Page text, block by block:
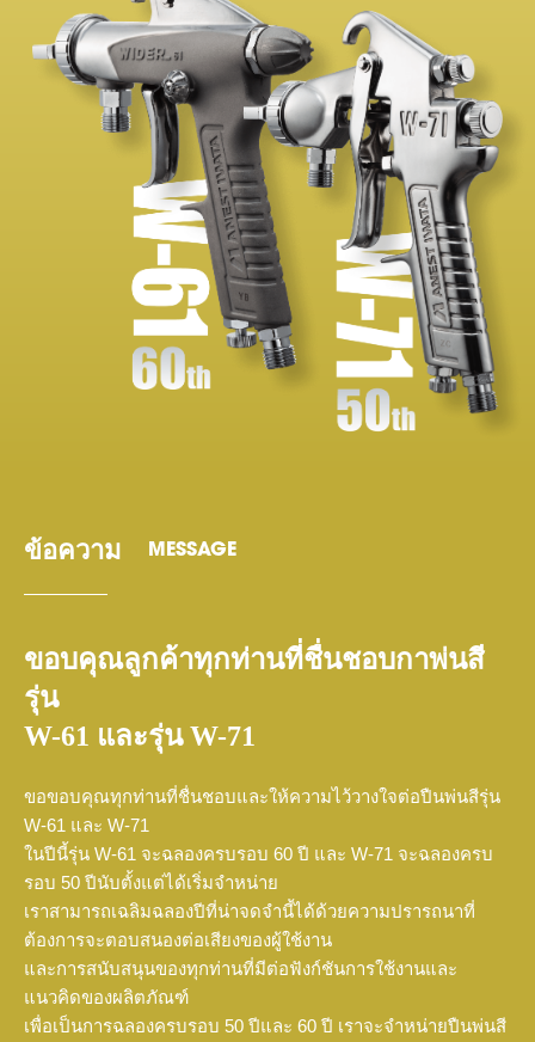
ข้อความ MESSAGE
ขอบคุณลูกค้าทุกท่านที่ชื่นชอบกาพ่นสี
รุ่น
W-61 และรุ่น W-71
ขอขอบคุณทุกท่านที่ชื่นชอบและให้ความไว้วางใจต่อปืนพ่นสีรุ่น
W-61 และ W-71
ในปีนี้รุ่น W-61 จะฉลองครบรอบ 60 ปี และ W-71 จะฉลองครบ
รอบ 50 ปีนับตั้งแต่ได้เริ่มจำหน่าย
เราสามารถเฉลิมฉลองปีที่น่าจดจำนี้ได้ด้วยความปรารถนาที่
ต้องการจะตอบสนองต่อเสียงของผู้ใช้งาน
และการสนับสนุนของทุกท่านที่มีต่อฟังก์ชันการใช้งานและ
แนวคิดของผลิตภัณฑ์
เพื่อเป็นการฉลองครบรอบ 50 ปีและ 60 ปี เราจะจำหน่ายปืนพ่นสี